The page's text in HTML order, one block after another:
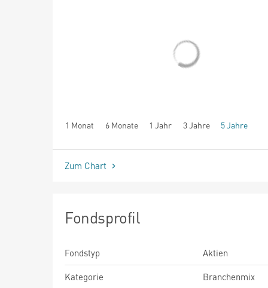
1 Monat 6 Monate 1 Jahr 3 Jahre 5 Jahre
seit Beginn
Zum Chart
Fondsprofil
Fondstyp
Aktien
Kategorie
Branchenmix